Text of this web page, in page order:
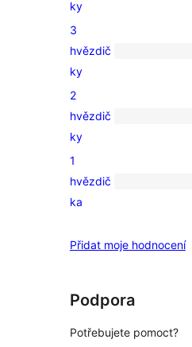
4hvězdičkové
hodnocení
ky
0
3hvězdičkové
hodnocení
3
hvězdič
ky
1
2hvězdičkové
hodnocení
2
hvězdič
ky
2
1hvězdičkové
1
hvězdič
ka
Přidat moje hodnocení
Podpora
Potřebujete pomoct?